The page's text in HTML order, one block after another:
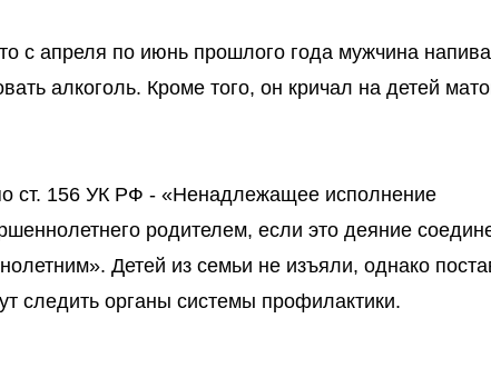
с апреля по июнь прошлого года мужчина
алкоголь. Кроме того, он кричал на детей
ст. 156 УК РФ - «Ненадлежащее исполнение
родителем, если это деяние
Детей из семьи не изъяли, однако
следить органы системы профилактики.